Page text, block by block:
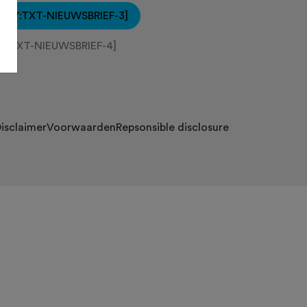
[KEY:TXT-NIEUWSBRIEF-3]
NIEUWSBRIEF-4]
VoorwaardenRepsonsible disclosure